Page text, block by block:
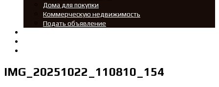
Дома для покупки
Коммерческую недвижимость
Подать объявление
IMG_20251022_110810_154